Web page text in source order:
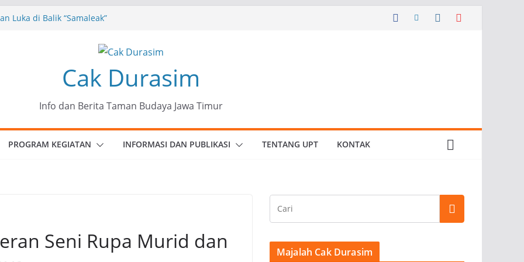
Luka di Balik “Samaleak”
Ungkapan Kritis Tentang Derita
Patria Seni Rupa Kota Blitar :
Mantra Perlawanan
Cak Durasim
Info dan Berita Taman Budaya Jawa Timur
PROGRAM KEGIATAN INFORMASI DAN PUBLIKASI TENTANG UPT KONTAK
Seni Rupa Murid dan
Majalah Cak Durasim